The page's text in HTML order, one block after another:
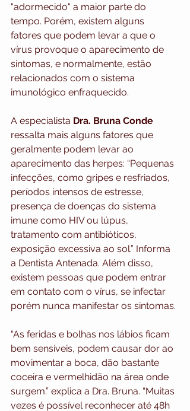
"adormecido" a maior parte do
tempo. Porém, existem alguns
fatores que podem levar a que o
vírus provoque o aparecimento de
sintomas, e normalmente, estão
relacionados com o sistema
imunológico enfraquecido.
A especialista Dra. Bruna Conde
ressalta mais alguns fatores que
geralmente podem levar ao
aparecimento das herpes: “Pequenas
infecções, como gripes e resfriados,
períodos intensos de estresse,
presença de doenças do sistema
imune como HIV ou lúpus,
tratamento com antibióticos,
exposição excessiva ao sol.” Informa
a Dentista Antenada. Além disso,
existem pessoas que podem entrar
em contato com o vírus, se infectar
porém nunca manifestar os sintomas.
“As feridas e bolhas nos lábios ficam
bem sensíveis, podem causar dor ao
movimentar a boca, dão bastante
coceira e vermelhidão na área onde
surgem.” explica a Dra. Bruna. “Muitas
vezes é possível reconhecer até 48h